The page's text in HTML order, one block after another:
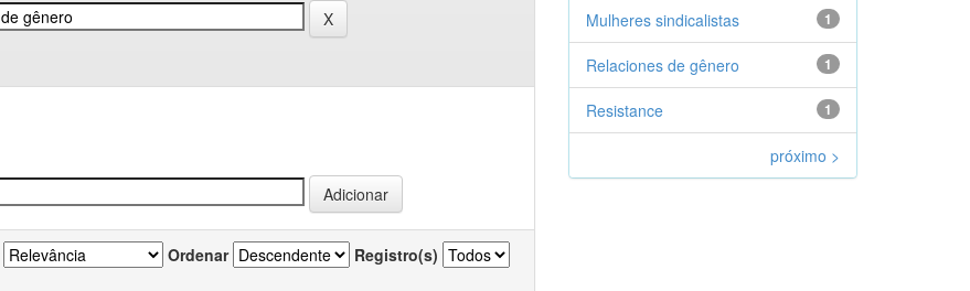
Ordenar Registro(s)
1
Mulheres sindicalistas
1
Relaciones de gênero
1
Resistance
próximo >